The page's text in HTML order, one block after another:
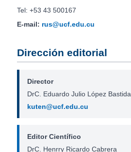
Tel: +53 43 500167
E-mail: rus@ucf.edu.cu
Dirección editorial
Director
DrC. Eduardo Julio López Bastida
kuten@ucf.edu.cu
Editor Científico
DrC. Henrry Ricardo Cabrera